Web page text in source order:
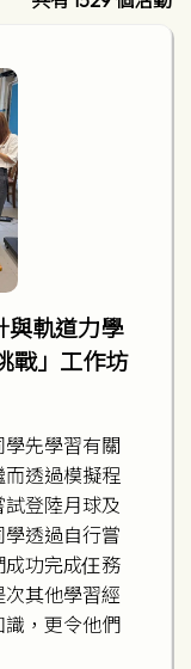
與軌道力學
戰」工作坊
先學習有關
而透過模擬程
登陸月球及
透過自行嘗
功完成仼務
其他學習經
，更令他們